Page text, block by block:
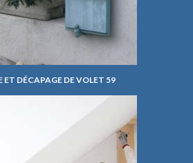
ET DÉCAPAGE DE VOLET 59